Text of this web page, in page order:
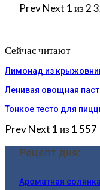
PrevNext 1 из 2
Сейчас читают
Лимонад из
Ленивая овощная
Тонкое тесто для
PrevNext 1 из 1 557
Рецепт дня:
Ароматная